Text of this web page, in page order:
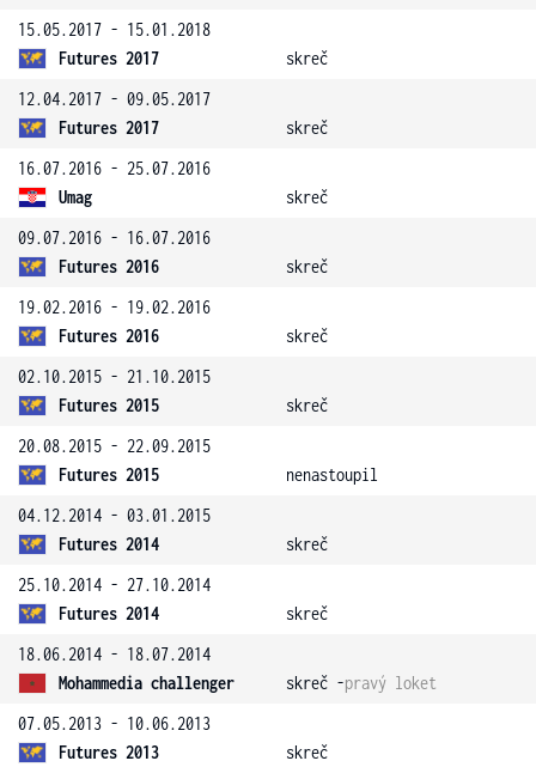
15.05.2017 - 15.01.2018
Futures 2017
skreč
12.04.2017 - 09.05.2017
Futures 2017
skreč
16.07.2016 - 25.07.2016
Umag
skreč
09.07.2016 - 16.07.2016
Futures 2016
skreč
19.02.2016 - 19.02.2016
Futures 2016
skreč
02.10.2015 - 21.10.2015
Futures 2015
skreč
20.08.2015 - 22.09.2015
Futures 2015
nenastoupil
04.12.2014 - 03.01.2015
Futures 2014
skreč
25.10.2014 - 27.10.2014
Futures 2014
skreč
18.06.2014 - 18.07.2014
Mohammedia challenger
skreč -pravý loket
07.05.2013 - 10.06.2013
Futures 2013
skreč